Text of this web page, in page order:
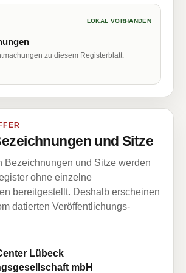
LOKAL VORHANDEN
zu diesem Registerblatt.
und Sitze
Bezeichnungen und Sitze werden
ohne einzelne
bereitgestellt. Deshalb erscheinen
datierten Veröffentlichungs-
Lübeck
mbH